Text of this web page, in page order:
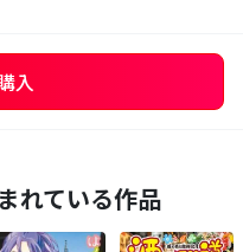
入
れている作品